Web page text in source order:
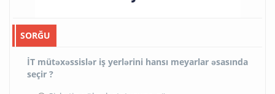
SORĞU
İT mütəxəssislər iş yerlərini hansı meyarlar əsasında
seçir ?